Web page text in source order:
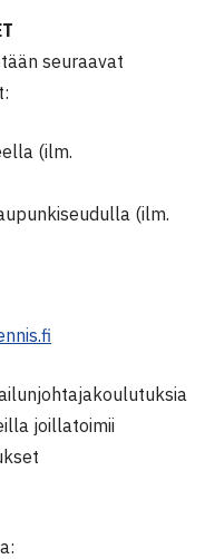
seuraavat
(ilm.
(ilm.
joillatoimii